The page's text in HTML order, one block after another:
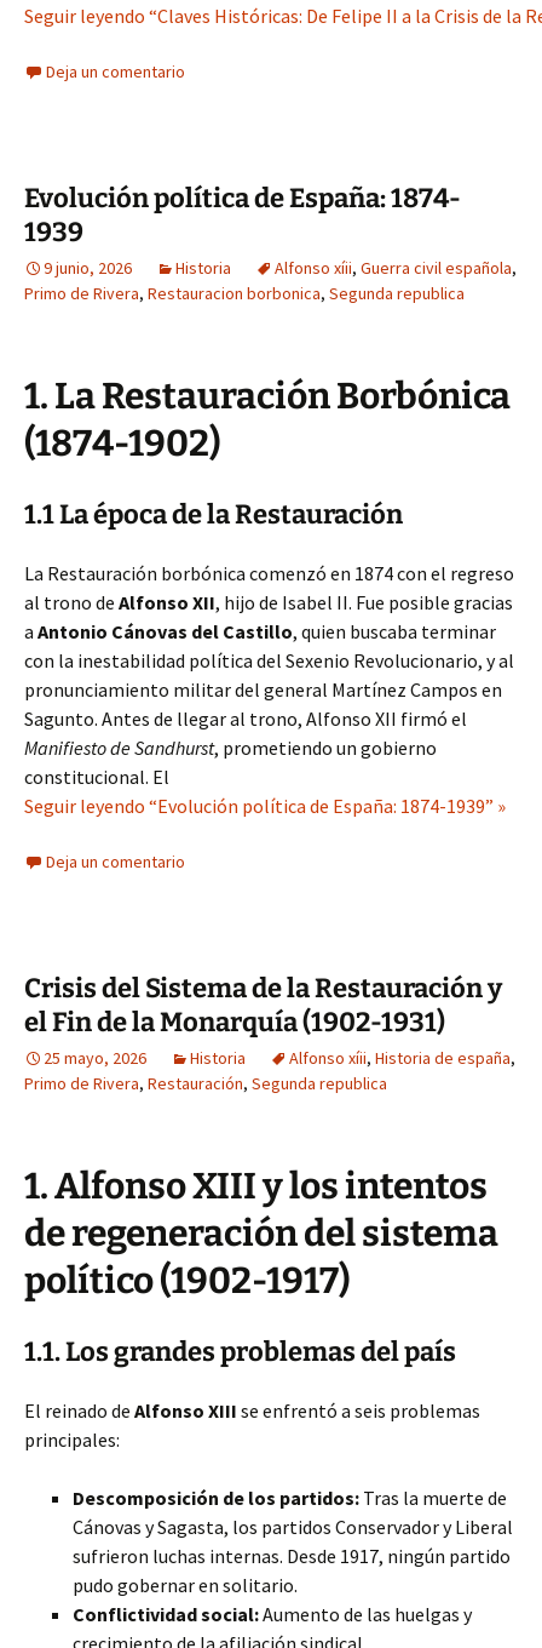
Seguir leyendo “Claves Históricas: De Felipe II a la Crisis de la
Deja un comentario
Evolución política de España: 1874-
1939
9 junio, 2026 Historia Alfonso xíii, Guerra civil española,
Primo de Rivera, Restauracion borbonica, Segunda republica
1. La Restauración Borbónica
(1874-1902)
1.1 La época de la Restauración
La Restauración borbónica comenzó en 1874 con el regreso
al trono de Alfonso XII, hijo de Isabel II. Fue posible gracias
a Antonio Cánovas del Castillo, quien buscaba terminar
con la inestabilidad política del Sexenio Revolucionario, y al
pronunciamiento militar del general Martínez Campos en
Sagunto. Antes de llegar al trono, Alfonso XII firmó el
Manifiesto de Sandhurst, prometiendo un gobierno
constitucional. El
Seguir leyendo “Evolución política de España: 1874-1939” »
Deja un comentario
Crisis del Sistema de la Restauración y
el Fin de la Monarquía (1902-1931)
25 mayo, 2026 Historia Alfonso xíii, Historia de españa,
Primo de Rivera, Restauración, Segunda republica
1. Alfonso XIII y los intentos
de regeneración del sistema
político (1902-1917)
1.1. Los grandes problemas del país
El reinado de Alfonso XIII se enfrentó a seis problemas
principales:
Descomposición de los partidos: Tras la muerte de
Cánovas y Sagasta, los partidos Conservador y Liberal
sufrieron luchas internas. Desde 1917, ningún partido
pudo gobernar en solitario.
Conflictividad social:Aumento de las huelgas y
crecimiento de la afiliación sindical.